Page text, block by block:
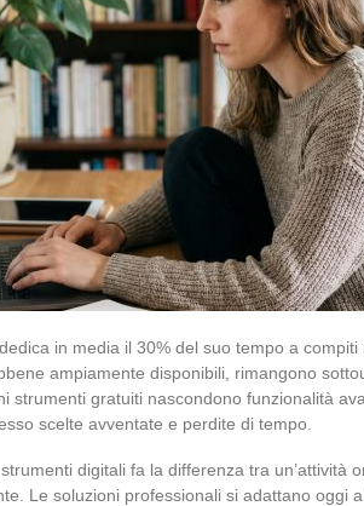
in media il 30% del suo tempo a
ampiamente disponibili, rimangono
strumenti gratuiti nascondono funzionalità
scelte avventate e perdite di tempo.
digitali fa la differenza tra un’attività
Le soluzioni professionali si adattano oggi a